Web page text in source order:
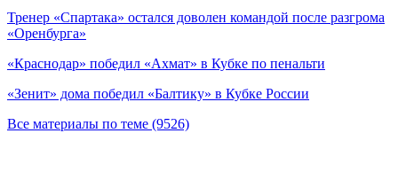
Тренер «Спартака» остался доволен командой после разгрома
«Оренбурга»
«Краснодар» победил «Ахмат» в Кубке по пенальти
«Зенит» дома победил «Балтику» в Кубке России
Все материалы по теме (9526)